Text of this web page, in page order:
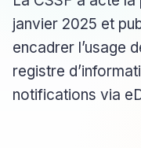
janvier 2025 et
encadrer l’usage
registre
notifications via